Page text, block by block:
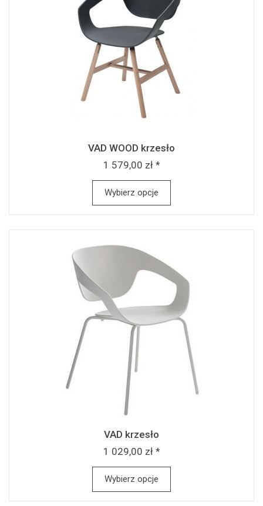
VAD WOOD krzesło
1 579,00 zł *
Wybierz opcje
VAD krzesło
1 029,00 zł *
Wybierz opcje